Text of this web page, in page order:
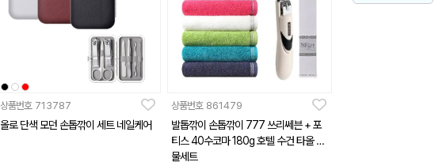
상품번호 713787
올로 단색 모던 손톱깎이 세트 네일케어
상품번호 861479
발톱깎이 손톱깎이 777 쓰리쎄븐 + 포
티스 40수코마 180g 호텔 수건 타올 선
물세트